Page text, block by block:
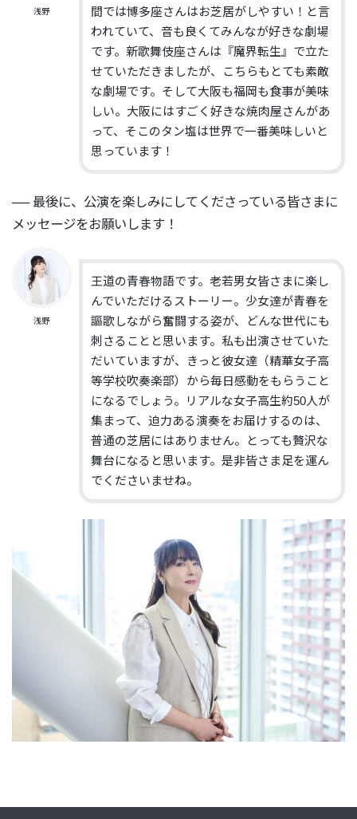
浅野
間では博多座さんはお芝居がしやすい！ と言
われていて、音も良くてみんなが好きな劇場
です。 新歌舞伎座さんは『魔界転生』で立た
せていただきましたが、
こ ちらもとても素敵
な劇場です。 そして大阪も福岡も食事が美味
しい。 大阪にはすごく好きな焼肉屋さんがあ
って、 そこのタン塩は世界で一番美味しいと
思っています！
── 最後に、 公演を楽しみにしてくださっている皆さまに
メッセージをお願いし ます！
浅野
王道の青春物語です。 老若男女皆さまに楽し
んでいただけるストーリー。少女達が青春を
謳歌しながら奮闘する姿が、
どんな世代にも
刺さることと思います。 私も出演させていた
だいていますが、きっと彼女達（精華女子高
等学校吹奏楽部） から毎日感動をもらうこと
になるでしょう。
リアルな女子高生約50人が
集まって、 迫力ある演奏をお届けするのは、
普通の芝居にはありません。
とっても贅沢な
舞台になると思います。是非皆さま足を運ん
でくださいませね。